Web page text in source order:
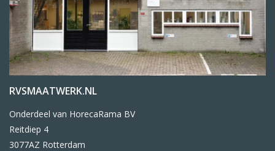
RVSMAATWERK.NL
Onderdeel van HorecaRama BV
Reitdiep 4
3077AZ Rotterdam